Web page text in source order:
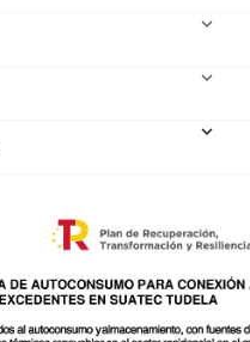


keyboard_arrow_down